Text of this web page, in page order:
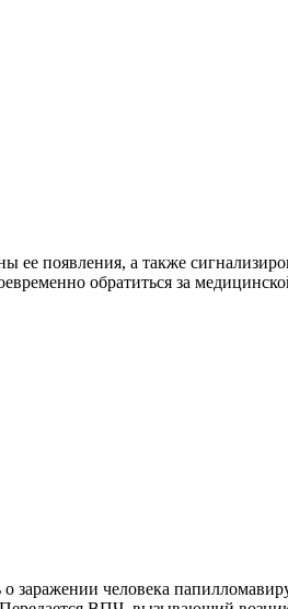
появления, а также
обратиться за
о заражении человека